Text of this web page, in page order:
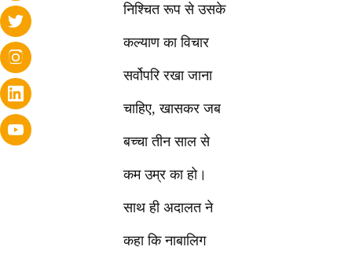
निश्चित रूप से उसके
कल्याण का विचार
सर्वोपरि रखा जाना
चाहिए, खासकर जब
बच्चा तीन साल से
कम उम्र का हो।
साथ ही अदालत ने
कहा कि नाबालिग